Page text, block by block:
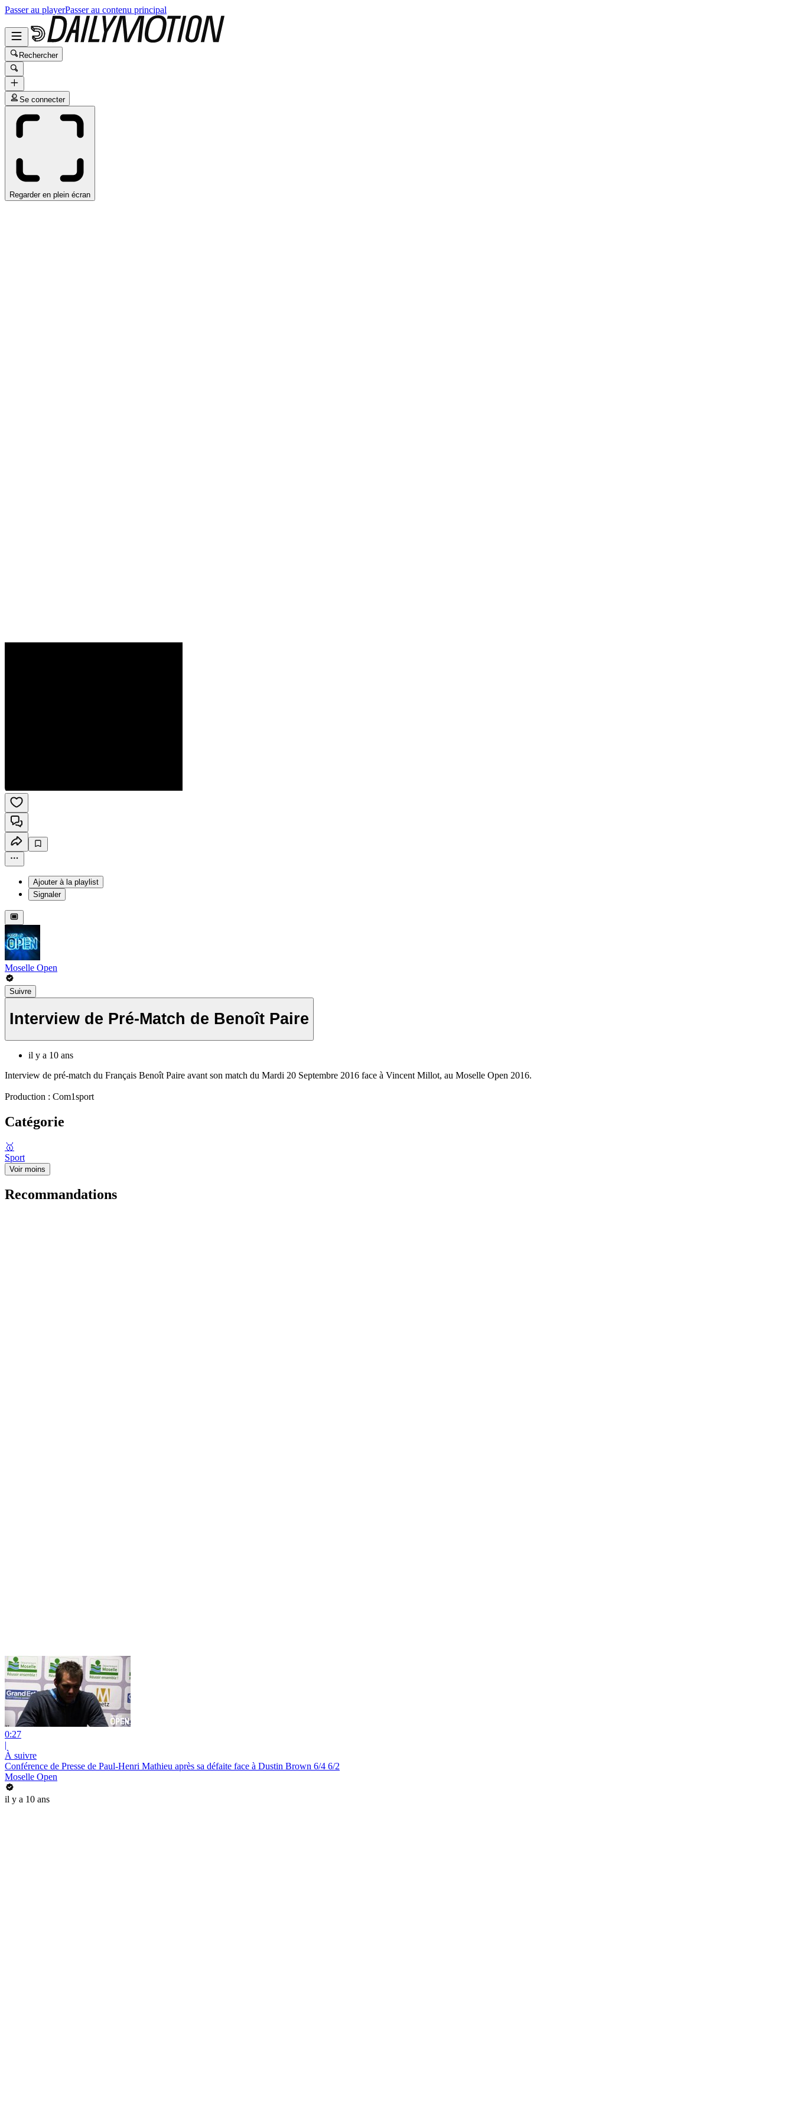
Passer au playerPasser au contenu principal
Rechercher
Se connecter
Regarder en plein écran
Ajouter à la playlist
Signaler
Moselle Open
Suivre
Interview de Pré-Match de Benoît Paire
il y a 10 ans
Interview de pré-match du Français Benoît Paire avant son match du Mardi 20 Septembre 2016 face à Vincent Millot, au Moselle Open 2016.
Production : Com1sport
Catégorie
🥇
Sport
Voir moins
Recommandations
0:27
|
À suivre
Conférence de Presse de Paul-Henri Mathieu après sa défaite face à Dustin Brown 6/4 6/2
Moselle Open
il y a 10 ans